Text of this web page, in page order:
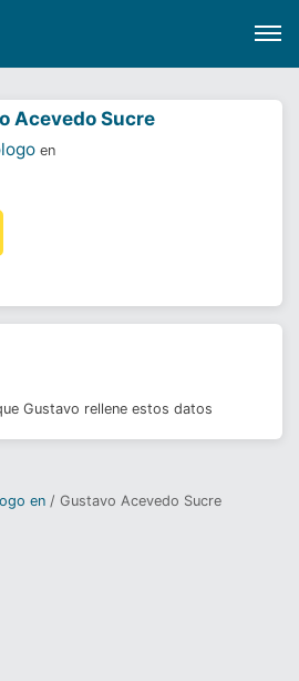
para clínicas
un doctor?
Acevedo Sucre
en
Gustavo rellene estos datos
en Gustavo Acevedo Sucre